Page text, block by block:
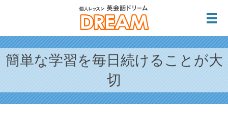
メ
簡単な学習を毎日続けることが大
切